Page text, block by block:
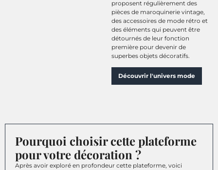
proposent régulièrement des
pièces de maroquinerie vintage,
des accessoires de mode rétro et
des éléments qui peuvent être
détournés de leur fonction
première pour devenir de
superbes objets décoratifs.
Découvrir l'univers mode
Pourquoi choisir cette plateforme
pour votre décoration ?
Après avoir exploré en profondeur cette plateforme, voici